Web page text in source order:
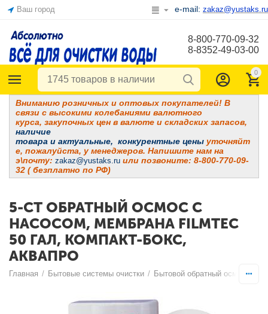
Ваш город e-mail: zakaz@yustaks.ru
8-800-770-09-32
8-8352-49-03-00
0
Вниманию розничных и оптовых покупателей! В
связи с высокими колебаниями валютного
курса, закупочных цен в валюте и складских запасов,
наличие
товара иактуальные, конкурентные цены уточняйт
е, пожалуйста, у менеджеров. Напишите нам на
э\почту:zakaz@yustaks.ru или позвоните: 8-800-770-09-
32 ( безплатно по РФ)
5-СТ ОБРАТНЫЙ ОСМОС С
НАСОСОМ, МЕМБРАНА FILMTEC
50 ГАЛ, КОМПАКТ-БОКС,
АКВАПРО
Главная / Бытовые системы очистки / Бытовой обратный осмос /